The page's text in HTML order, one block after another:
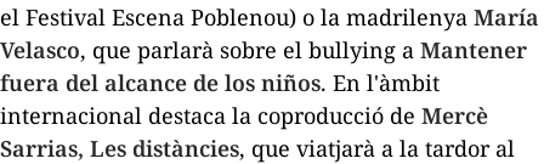
el Festival Escena Poblenou) o la madrilenya María
Velasco, que parlarà sobre el bullying a Mantener
fuera del alcance de los niños. En l'àmbit
internacional destaca la coproducció de Mercè
Sarrias, Les distàncies, que viatjarà a la tardor al